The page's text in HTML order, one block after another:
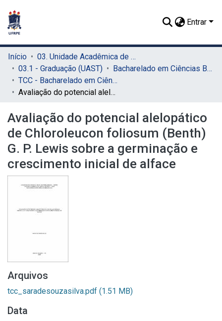
Entrar
Início
03. Unidade Acadêmica de Serra Talhada (UAST)
03.1 - Graduação (UAST)
Bacharelado em Ciências Biológicas (UAST)
TCC - Bacharelado em Ciências Biológicas (UAST)
Avaliação do potencial alelopático de Chloroleucon foliosum (Benth) G. P. Lewis sobre a germinação e crescimento inicial de alface
Avaliação do potencial alelopático
de Chloroleucon foliosum (Benth)
G. P. Lewis sobre a germinação e
crescimento inicial de alface
Arquivos
tcc_saradesouzasilva.pdf (1.51 MB)
Data